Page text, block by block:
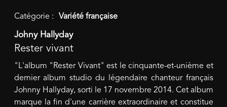
Catégorie : Variété française
Johny Hallyday
Rester vivant
"L'album "Rester Vivant" est le cinquante-et-unième et
dernier album studio du légendaire chanteur français
Johnny Hallyday, sorti le 17 novembre 2014. Cet album
marque la fin d'une carrière extraordinaire et constitue